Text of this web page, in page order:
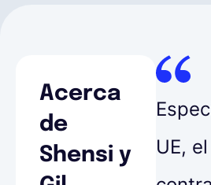
Acerca
de
Shensi y
UE,